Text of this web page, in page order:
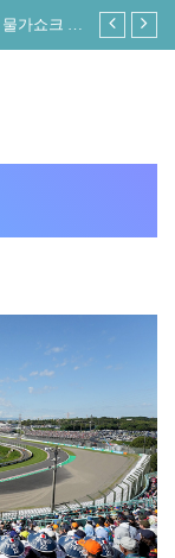
가쇼크 전
한은 “美연
커졌다”